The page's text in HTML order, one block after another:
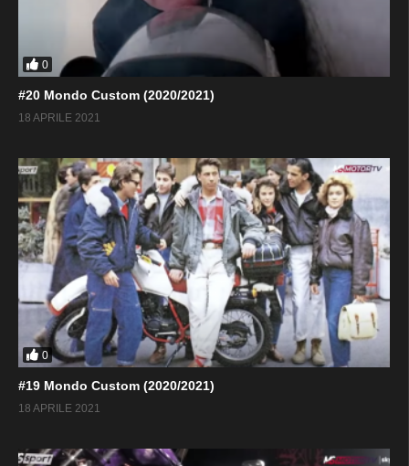
0
#20 Mondo Custom (2020/2021)
18 APRILE 2021
0
#19 Mondo Custom (2020/2021)
18 APRILE 2021